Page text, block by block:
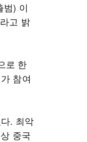
범) 이
고 밝
로 한
참여
. 최악
중국